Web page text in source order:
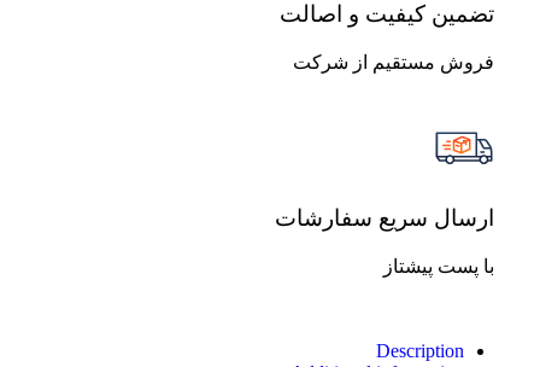
تضمین کیفیت و اصالت
فروش مستقیم از شرکت
ارسال سریع سفارشات
با پست پیشتاز
Description